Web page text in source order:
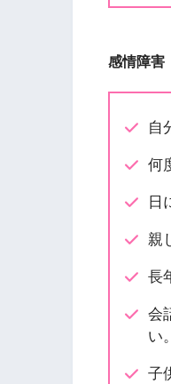
感情障害
自
何
日
親
長
会
い。
子